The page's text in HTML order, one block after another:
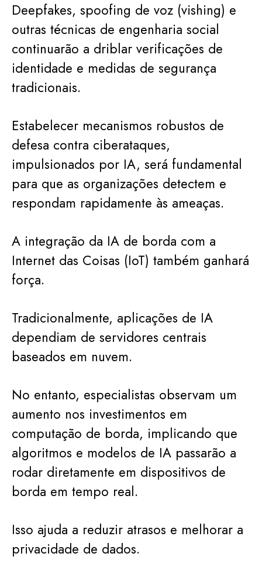
Deepfakes, spoofing de voz (vishing) e
outras técnicas de engenharia social
continuarão a driblar verificações de
identidade e medidas de segurança
tradicionais.
Estabelecer mecanismos robustos de
defesa contra ciberataques,
impulsionados por IA, será fundamental
para que as organizações detectem e
respondam rapidamente às ameaças.
A integração da IA de borda com a
Internet das Coisas (IoT) também ganhará
força.
Tradicionalmente, aplicações de IA
dependiam de servidores centrais
baseados em nuvem.
No entanto, especialistas observam um
aumento nos investimentos em
computação de borda, implicando que
algoritmos e modelos de IA passarão a
rodar diretamente em dispositivos de
borda em tempo real.
Isso ajuda a reduzir atrasos e melhorar a
privacidade de dados.